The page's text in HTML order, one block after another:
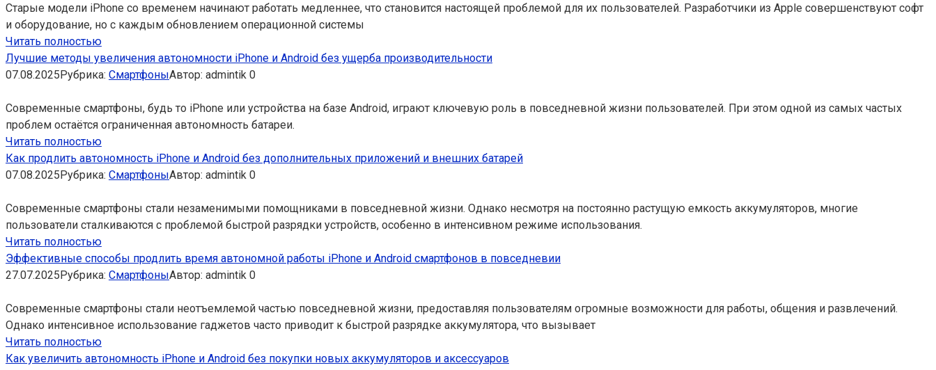
Старые модели iPhone со временем начинают работать медленнее, что становится настоящей проблемой для их пользователей. Разработчики из Apple совершенствуют софт
и оборудование, но с каждым обновлением операционной системы
Читать полностью
Лучшие методы увеличения автономности iPhone и Android без ущерба производительности
07.08.2025Рубрика: СмартфоныАвтор: admintik 0
Современные смартфоны, будь то iPhone или устройства на базе Android, играют ключевую роль в повседневной жизни пользователей. При этом одной из самых частых
проблем остаётся ограниченная автономность батареи.
Читать полностью
Как продлить автономность iPhone и Android без дополнительных приложений и внешних батарей
07.08.2025Рубрика: СмартфоныАвтор: admintik 0
Современные смартфоны стали незаменимыми помощниками в повседневной жизни. Однако несмотря на постоянно растущую емкость аккумуляторов, многие
пользователи сталкиваются с проблемой быстрой разрядки устройств, особенно в интенсивном режиме использования.
Читать полностью
Эффективные способы продлить время автономной работы iPhone и Android смартфонов в повседневии
27.07.2025Рубрика: СмартфоныАвтор: admintik 0
Современные смартфоны стали неотъемлемой частью повседневной жизни, предоставляя пользователям огромные возможности для работы, общения и развлечений.
Однако интенсивное использование гаджетов часто приводит к быстрой разрядке аккумулятора, что вызывает
Читать полностью
Как увеличить автономность iPhone и Android без покупки новых аккумуляторов и аксессуаров